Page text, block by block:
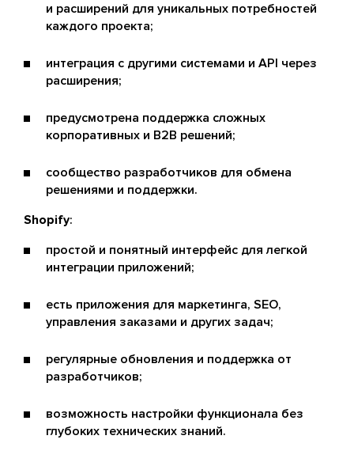
и расширений для уникальных потребностей
каждого проекта;
интеграция с другими системами и API через
расширения;
предусмотрена поддержка сложных
корпоративных и B2B решений;
сообщество разработчиков для обмена
решениями и поддержки.
Shopify:
простой и понятный интерфейс для легкой
интеграции приложений;
есть приложения для маркетинга, SEO,
управления заказами и других задач;
регулярные обновления и поддержка от
разработчиков;
возможность настройки функционала без
глубоких технических знаний.